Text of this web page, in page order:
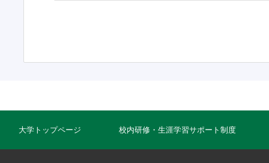
大学トップページ 校内研修・生涯学習サポート制度